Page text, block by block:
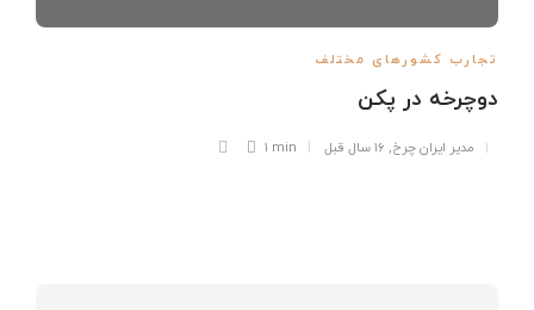
تجارب کشورهای مختلف
دوچرخه در پکن
مدیر ایران چرخ, ۱۶ سال قبل 1 min